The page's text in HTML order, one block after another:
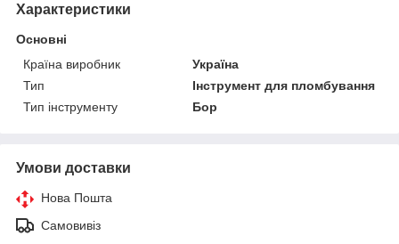
Характеристики
Основні
Країна виробник
Україна
Тип
Інструмент для пломбування
Тип інструменту
Бор
Умови доставки
Нова Пошта
Самовивіз